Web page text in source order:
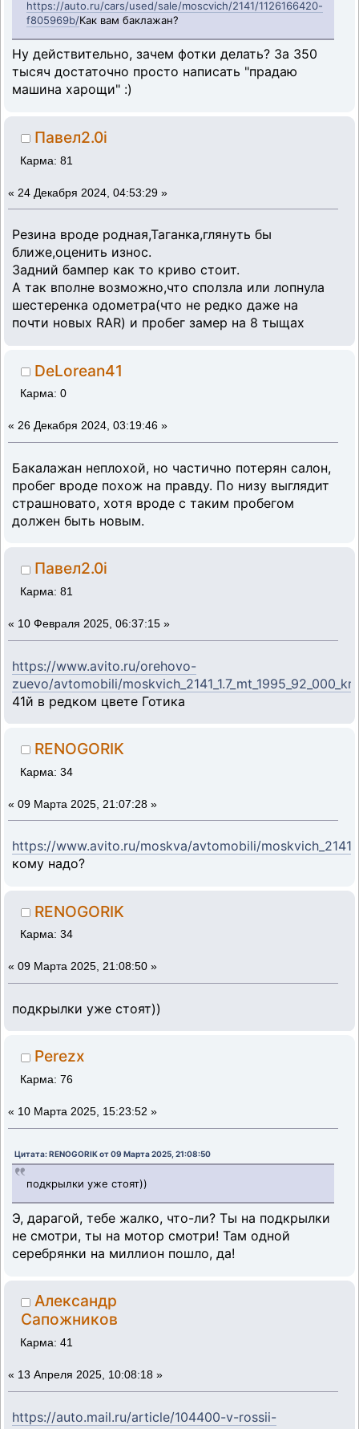
https://auto.ru/cars/used/sale/moscvich/2141/1126166420-
f805969b/Как вам баклажан?
Ну действительно, зачем фотки делать? За 350
тысяч достаточно просто написать "прадаю
машина харощи" :)
Павел2.0i
Карма: 81
« 24 Декабря 2024, 04:53:29 »
Резина вроде родная,Таганка,глянуть бы
ближе,оценить износ.
Задний бампер как то криво стоит.
А так вполне возможно,что сползла или лопнула
шестеренка одометра(что не редко даже на
почти новых RAR) и пробег замер на 8 тыщах
DeLorean41
Карма: 0
« 26 Декабря 2024, 03:19:46 »
Бакалажан неплохой, но частично потерян салон,
пробег вроде похож на правду. По низу выглядит
страшновато, хотя вроде с таким пробегом
должен быть новым.
Павел2.0i
Карма: 81
« 10 Февраля 2025, 06:37:15 »
https://www.avito.ru/orehovo-
zuevo/avtomobili/
41й в редком цвете Готика
RENOGORIK
Карма: 34
« 09 Марта 2025, 21:07:28 »
https://www.avito.ru/moskva/avtomobili/
кому надо?
RENOGORIK
Карма: 34
« 09 Марта 2025, 21:08:50 »
подкрылки уже стоят))
Perezx
Карма: 76
« 10 Марта 2025, 15:23:52 »
Цитата: RENOGORIK от 09 Марта 2025, 21:08:50
подкрылки уже стоят))
Э, дарагой, тебе жалко, что-ли? Ты на подкрылки
не смотри, ты на мотор смотри! Там одной
серебрянки на миллион пошло, да!
Александр
Сапожников
Карма: 41
« 13 Апреля 2025, 10:08:18 »
https://auto.mail.ru/article/104400-v-rossii-